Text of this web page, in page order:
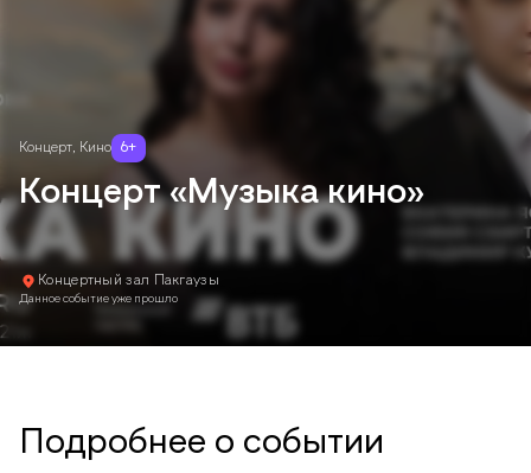
Концерт, Кино 6+
Концерт «Музыка кино»
Концертный зал Пакгаузы
Данное событие уже прошло
Подробнее о событии